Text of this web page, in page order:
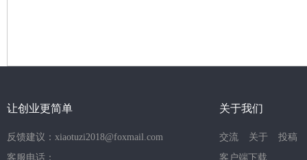
让创业更简单
反馈建议：xiaotuzi2018@foxmail.com
客服电话：
关于我们
交流 关于
投稿
客户端下载